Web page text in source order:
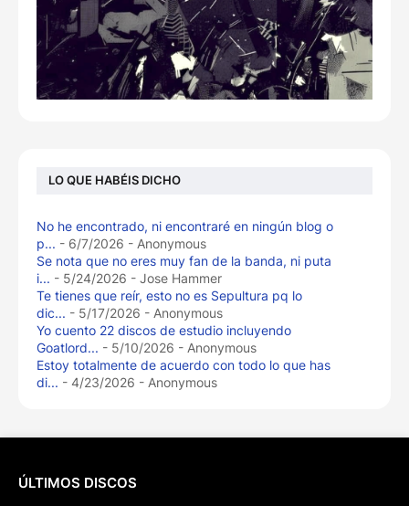
LO QUE HABÉIS DICHO
No he encontrado, ni encontraré en ningún blog o
p... - 6/7/2026 - Anonymous
Se nota que no eres muy fan de la banda, ni puta
i... - 5/24/2026 - Jose Hammer
Te tienes que reír, esto no es Sepultura pq lo
dic... - 5/17/2026 - Anonymous
Yo cuento 22 discos de estudio incluyendo
Goatlord... - 5/10/2026 - Anonymous
Estoy totalmente de acuerdo con todo lo que has
di... - 4/23/2026 - Anonymous
ÚLTIMOS DISCOS